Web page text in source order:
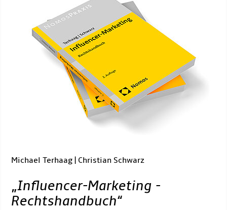
Michael Terhaag | Christian Schwarz
„Influencer-Marketing -
Rechtshandbuch“